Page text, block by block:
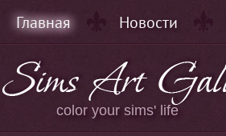
Главная Новости
color your sims' life